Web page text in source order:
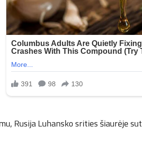
Rusija Luhansko srities šiaurėje